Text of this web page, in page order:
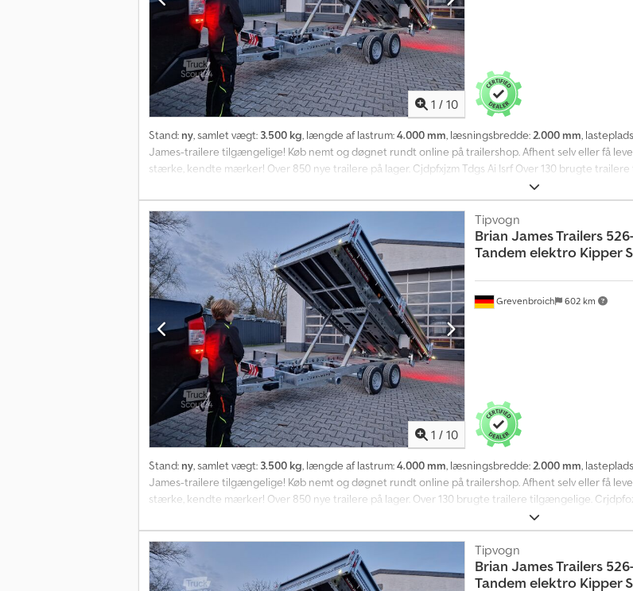
1 / 10
Stand: ny, samlet vægt: 3.500 kg, længde af lastrum:4.000 mm, læsningsbredde:2.000 mm,
James-trailere tilgængelige! Køb nemt og døgnet rundt online på trailershop. Afhent selv eller få
stærke, kendte mærker! Over 850 nye trailere på lager. Cjdpfxjzm Tdgs Ai Isrf Over 130 brugte
længe lager haves! Multifunktionel trailer CarGO, bagudvendt kipper, 400x200x30 cm, 3500 kg,
platform med stålbund, delte, aftagelige stålsidevægge, hængslet bagklap, elektropneumatisk
monteret, støttehjul af høj kvalitet... Man.-fre. 08.00 - 12.30 og 14.00 - 18.00 eller døgnet rundt via
varemærkebeskyttelse 07/26 526-4020-35-2-12
1 / 10
Grevenbroich 602 km
Tipvogn
Brian James Trailers
Tandem elektro Kipper
Stand: ny, samlet vægt: 3.500 kg, længde af lastrum:4.000 mm, læsningsbredde:2.000 mm,
James-trailere tilgængelige! Køb nemt og døgnet rundt online på trailershop. Afhent selv eller få
stærke, kendte mærker! Over 850 nye trailere på lager. Over 130 brugte trailere tilgængelige.
så længe lager haves! Multifunktionel trailer CarGO, bagudtipende model, 400x200x30 cm, 3500 kg,
chassis, 12" dæk, lukket platform med stålunderlag, delt stålsidevæg (aftagelig), bagklap,
cylindre, reservehjul monteret, højkvalitets støttehjul... Mandag til fredag fra 08.00 til 12.30 og igen
trailer-shop.de. Copyright - varemærkebeskyttelse 06/26 526-4020-35-2-12.
Tipvogn
Brian James Trailers
Tandem elektro Kipper